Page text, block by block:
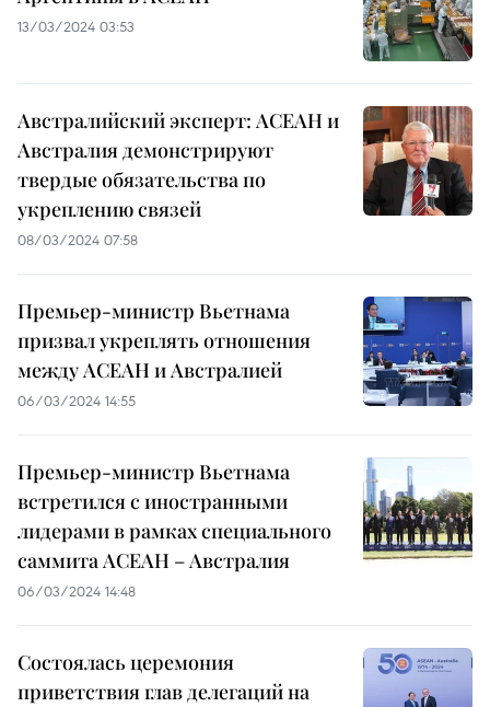
13/03/2024 03:53
Австралийский эксперт: АСЕАН и
Австралия демонстрируют
твердые обязательства по
укреплению связей
08/03/2024 07:58
Премьер-министр Вьетнама
призвал укреплять отношения
между АСЕАН и Австралией
06/03/2024 14:55
Премьер-министр Вьетнама
встретился с иностранными
лидерами в рамках специального
саммита АСЕАН – Австралия
06/03/2024 14:48
Состоялась церемония
приветствия глав делегаций на